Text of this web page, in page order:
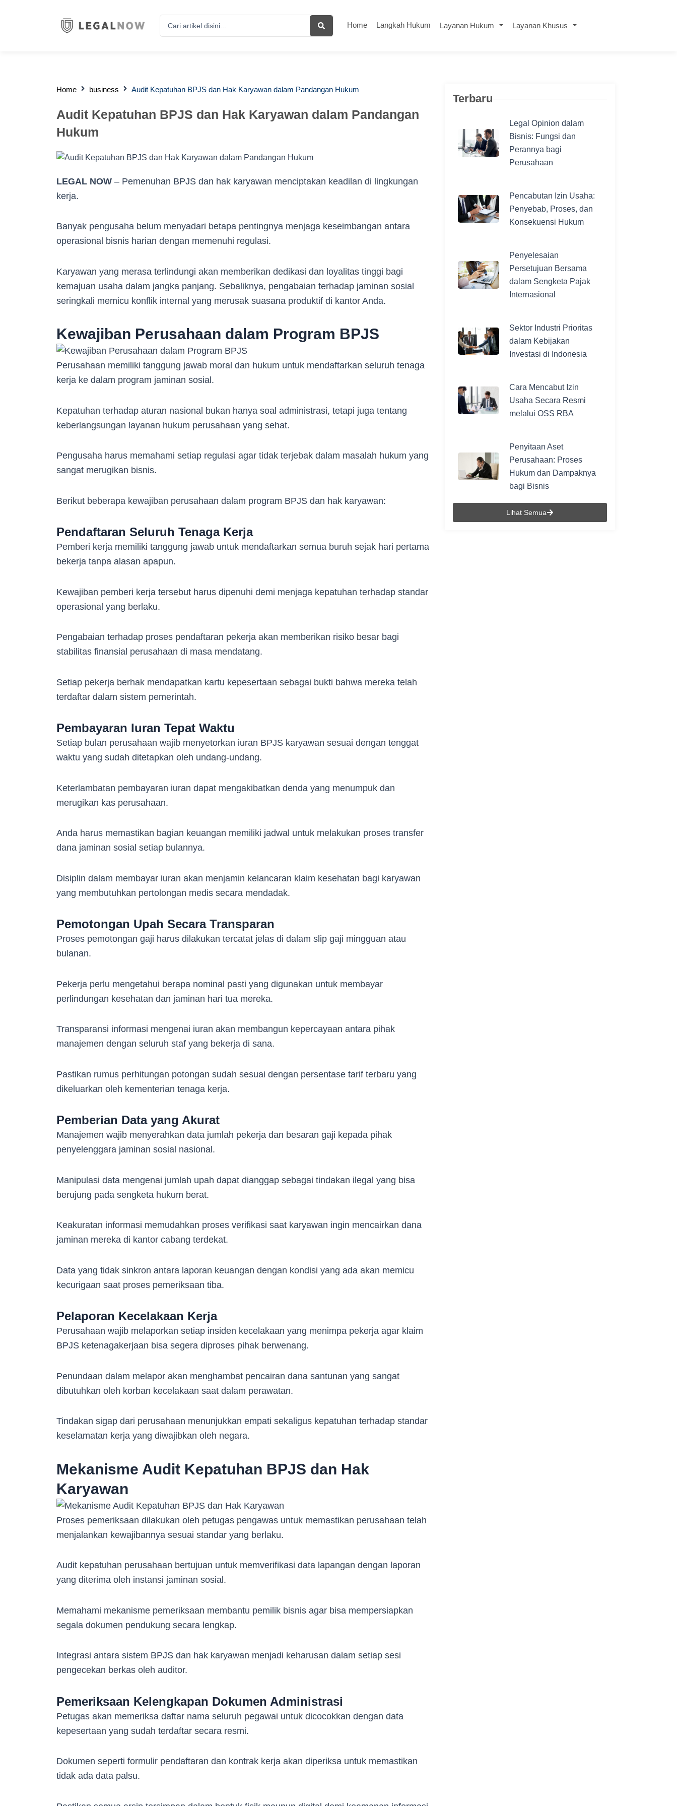
Home Langkah Hukum Layanan Hukum Layanan Khusus
Home business Audit Kepatuhan BPJS dan Hak Karyawan dalam Pandangan Hukum
Audit Kepatuhan BPJS dan Hak Karyawan dalam Pandangan
Hukum
LEGAL NOW – Pemenuhan BPJS dan hak karyawan menciptakan keadilan di lingkungan
kerja.
Banyak pengusaha belum menyadari betapa pentingnya menjaga keseimbangan antara
operasional bisnis harian dengan memenuhi regulasi.
Karyawan yang merasa terlindungi akan memberikan dedikasi dan loyalitas tinggi bagi
kemajuan usaha dalam jangka panjang. Sebaliknya, pengabaian terhadap jaminan sosial
seringkali memicu konflik internal yang merusak suasana produktif di kantor Anda.
Kewajiban Perusahaan dalam Program BPJS
Perusahaan memiliki tanggung jawab moral dan hukum untuk mendaftarkan seluruh tenaga
kerja ke dalam program jaminan sosial.
Kepatuhan terhadap aturan nasional bukan hanya soal administrasi, tetapi juga tentang
keberlangsungan layanan hukum perusahaan yang sehat.
Pengusaha harus memahami setiap regulasi agar tidak terjebak dalam masalah hukum yang
sangat merugikan bisnis.
Berikut beberapa kewajiban perusahaan dalam program BPJS dan hak karyawan:
Pendaftaran Seluruh Tenaga Kerja
Pemberi kerja memiliki tanggung jawab untuk mendaftarkan semua buruh sejak hari pertama
bekerja tanpa alasan apapun.
Kewajiban pemberi kerja tersebut harus dipenuhi demi menjaga kepatuhan terhadap standar
operasional yang berlaku.
Pengabaian terhadap proses pendaftaran pekerja akan memberikan risiko besar bagi
stabilitas finansial perusahaan di masa mendatang.
Setiap pekerja berhak mendapatkan kartu kepesertaan sebagai bukti bahwa mereka telah
terdaftar dalam sistem pemerintah.
Pembayaran Iuran Tepat Waktu
Setiap bulan perusahaan wajib menyetorkan iuran BPJS karyawan sesuai dengan tenggat
waktu yang sudah ditetapkan oleh undang-undang.
Keterlambatan pembayaran iuran dapat mengakibatkan denda yang menumpuk dan
merugikan kas perusahaan.
Anda harus memastikan bagian keuangan memiliki jadwal untuk melakukan proses transfer
dana jaminan sosial setiap bulannya.
Disiplin dalam membayar iuran akan menjamin kelancaran klaim kesehatan bagi karyawan
yang membutuhkan pertolongan medis secara mendadak.
Pemotongan Upah Secara Transparan
Proses pemotongan gaji harus dilakukan tercatat jelas di dalam slip gaji mingguan atau
bulanan.
Pekerja perlu mengetahui berapa nominal pasti yang digunakan untuk membayar
perlindungan kesehatan dan jaminan hari tua mereka.
Transparansi informasi mengenai iuran akan membangun kepercayaan antara pihak
manajemen dengan seluruh staf yang bekerja di sana.
Pastikan rumus perhitungan potongan sudah sesuai dengan persentase tarif terbaru yang
dikeluarkan oleh kementerian tenaga kerja.
Pemberian Data yang Akurat
Manajemen wajib menyerahkan data jumlah pekerja dan besaran gaji kepada pihak
penyelenggara jaminan sosial nasional.
Manipulasi data mengenai jumlah upah dapat dianggap sebagai tindakan ilegal yang bisa
berujung pada sengketa hukum berat.
Keakuratan informasi memudahkan proses verifikasi saat karyawan ingin mencairkan dana
jaminan mereka di kantor cabang terdekat.
Data yang tidak sinkron antara laporan keuangan dengan kondisi yang ada akan memicu
kecurigaan saat proses pemeriksaan tiba.
Pelaporan Kecelakaan Kerja
Perusahaan wajib melaporkan setiap insiden kecelakaan yang menimpa pekerja agar klaim
BPJS ketenagakerjaan bisa segera diproses pihak berwenang.
Penundaan dalam melapor akan menghambat pencairan dana santunan yang sangat
dibutuhkan oleh korban kecelakaan saat dalam perawatan.
Tindakan sigap dari perusahaan menunjukkan empati sekaligus kepatuhan terhadap standar
keselamatan kerja yang diwajibkan oleh negara.
Mekanisme Audit Kepatuhan BPJS dan Hak
Karyawan
Proses pemeriksaan dilakukan oleh petugas pengawas untuk memastikan perusahaan telah
menjalankan kewajibannya sesuai standar yang berlaku.
Audit kepatuhan perusahaan bertujuan untuk memverifikasi data lapangan dengan laporan
yang diterima oleh instansi jaminan sosial.
Memahami mekanisme pemeriksaan membantu pemilik bisnis agar bisa mempersiapkan
segala dokumen pendukung secara lengkap.
Integrasi antara sistem BPJS dan hak karyawan menjadi keharusan dalam setiap sesi
pengecekan berkas oleh auditor.
Pemeriksaan Kelengkapan Dokumen Administrasi
Petugas akan memeriksa daftar nama seluruh pegawai untuk dicocokkan dengan data
kepesertaan yang sudah terdaftar secara resmi.
Dokumen seperti formulir pendaftaran dan kontrak kerja akan diperiksa untuk memastikan
tidak ada data palsu.
Terbaru
Legal Opinion dalam
Bisnis: Fungsi dan
Perannya bagi
Perusahaan
Pencabutan Izin Usaha:
Penyebab, Proses, dan
Konsekuensi Hukum
Penyelesaian
Persetujuan Bersama
dalam Sengketa Pajak
Internasional
Sektor Industri Prioritas
dalam Kebijakan
Investasi di Indonesia
Cara Mencabut Izin
Usaha Secara Resmi
melalui OSS RBA
Penyitaan Aset
Perusahaan: Proses
Hukum dan Dampaknya
bagi Bisnis
Lihat Semua